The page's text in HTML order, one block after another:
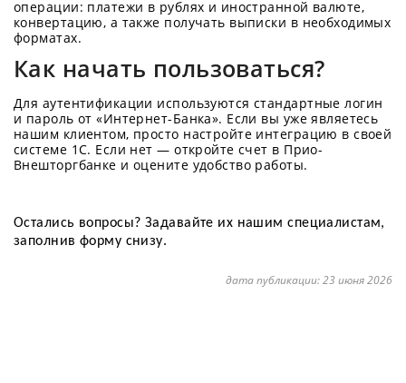
операции: платежи в рублях и иностранной валюте,
конвертацию, а также получать выписки в необходимых
форматах.
Как начать пользоваться?
Для аутентификации используются стандартные логин
и пароль от «Интернет-Банка». Если вы уже являетесь
нашим клиентом, просто настройте интеграцию в своей
системе 1С. Если нет — откройте счет в Прио-
Внешторгбанке и оцените удобство работы.
Остались вопросы? Задавайте их нашим специалистам,
заполнив форму снизу.
дата публикации:23 июня 2026